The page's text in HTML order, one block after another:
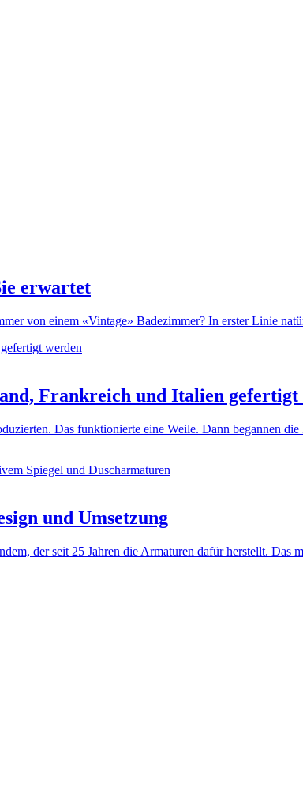
erwartet
von einem «Vintage» Badezimmer? In erster Linie
Frankreich und Italien gefertigt
Das funktionierte eine Weile. Dann begannen
und Umsetzung
der seit 25 Jahren die Armaturen dafür herstellt.